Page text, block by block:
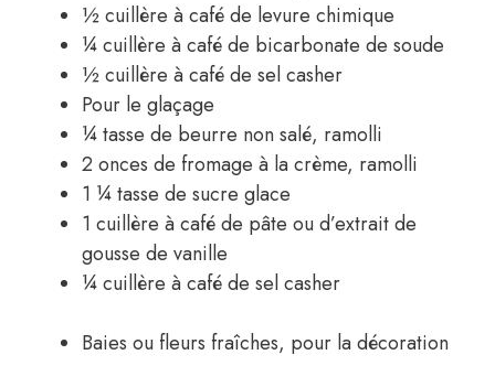
½ cuillère à café de levure chimique
¼ cuillère à café de bicarbonate de soude
½ cuillère à café de sel casher
Pour le glaçage
¼ tasse de beurre non salé, ramolli
2 onces de fromage à la crème, ramolli
1 ¼ tasse de sucre glace
1 cuillère à café de pâte ou d’extrait de
gousse de vanille
¼ cuillère à café de sel casher
Baies ou fleurs fraîches, pour la décoration